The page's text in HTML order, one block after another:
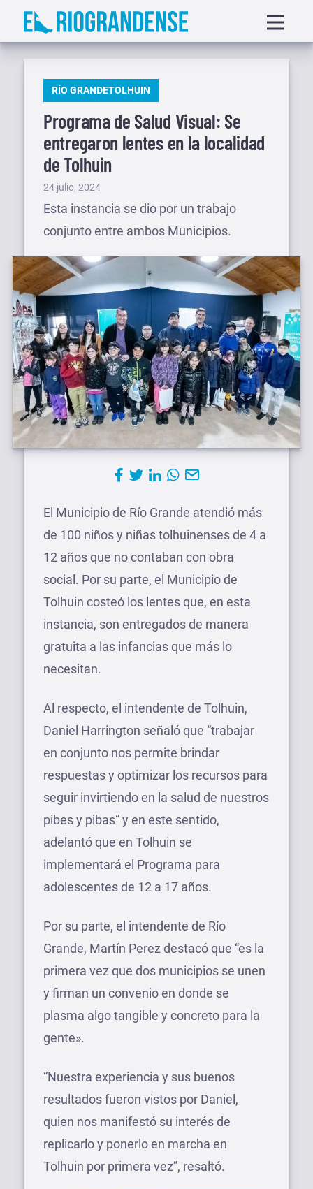
Saltar
menu
PUBLICADO
RÍO GRANDETOLHUIN
Programa de Salud Visual: Se
entregaron lentes en la localidad
de Tolhuin
Publicado
el
24 julio, 2024
Esta instancia se dio por un trabajo
conjunto entre ambos Municipios.
El Municipio de Río Grande atendió más
de 100 niños y niñas tolhuinenses de 4 a
12 años que no contaban con obra
social. Por su parte, el Municipio de
Tolhuin costeó los lentes que, en esta
instancia, son entregados de manera
gratuita a las infancias que más lo
necesitan.
Al respecto, el intendente de Tolhuin,
Daniel Harrington señaló que “trabajar
en conjunto nos permite brindar
respuestas y optimizar los recursos para
seguir invirtiendo en la salud de nuestros
pibes y pibas” y en este sentido,
adelantó que en Tolhuin se
implementará el Programa para
adolescentes de 12 a 17 años.
Por su parte, el intendente de Río
Grande, Martín Perez destacó que “es la
primera vez que dos municipios se unen
y firman un convenio en donde se
plasma algo tangible y concreto para la
gente».
“Nuestra experiencia y sus buenos
resultados fueron vistos por Daniel,
quien nos manifestó su interés de
replicarlo y ponerlo en marcha en
Tolhuin por primera vez”, resaltó.